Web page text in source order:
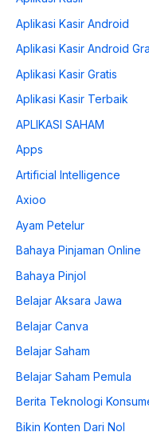
Aplikasi Kasir Android
Aplikasi Kasir Android
Aplikasi Kasir Gratis
Aplikasi Kasir Terbaik
APLIKASI SAHAM
Apps
Artificial Intelligence
Axioo
Ayam Petelur
Bahaya Pinjaman Online
Bahaya Pinjol
Belajar Aksara Jawa
Belajar Canva
Belajar Saham
Belajar Saham Pemula
Berita Teknologi
Bikin Konten Dari Nol